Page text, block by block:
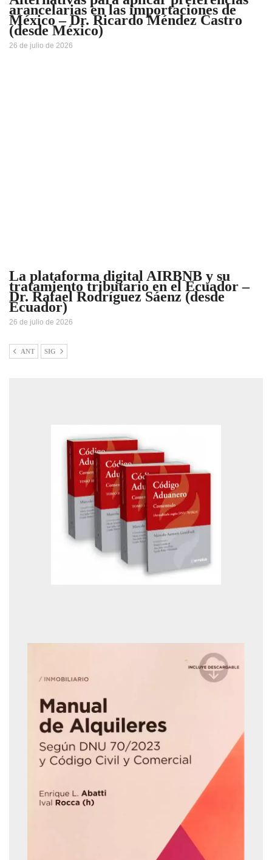
arancelarias en las importaciones de
México – Dr. Ricardo Méndez Castro
(desde México)
26 de julio de 2026
La plataforma digital AIRBNB y su
tratamiento tributario en el Ecuador –
Dr. Rafael Rodríguez Sáenz (desde
Ecuador)
26 de julio de 2026
ANT SIG